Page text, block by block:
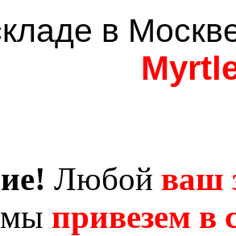
в
Любой ваш
мы привезем в